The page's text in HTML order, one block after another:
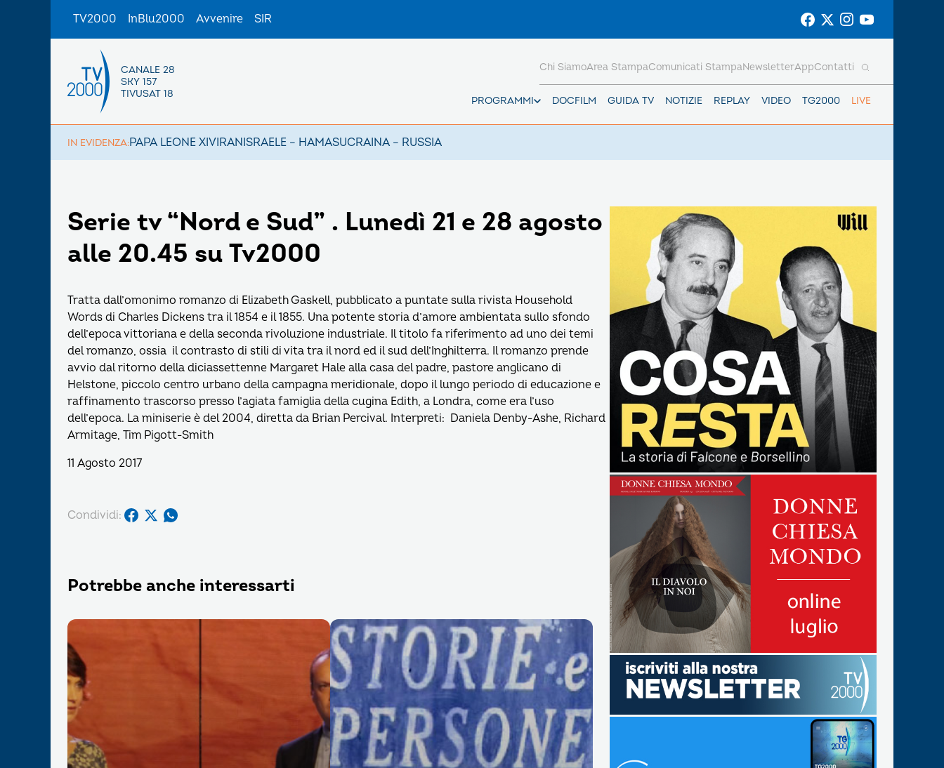
TV2000 InBlu2000 Avvenire SIR
CANALE 28
SKY 157
TIVUSAT 18
PROGRAMMI DOCFILM GUIDA TV NOTIZIE REPLAY VIDEO TG2000 LIVE
Chi SiamoArea StampaComunicati StampaNewsletterAppContatti
IN EVIDENZA:PAPA LEONE XIVIRANISRAELE – HAMASUCRAINA – RUSSIA
Serie tv “Nord e Sud” . Lunedì 21 e 28 agosto
alle 20.45 su Tv2000
Tratta dall’omonimo romanzo di Elizabeth Gaskell, pubblicato a puntate sulla rivista Household
Words di Charles Dickens tra il 1854 e il 1855. Una potente storia d’amore ambientata sullo sfondo
dell’epoca vittoriana e della seconda rivoluzione industriale. Il titolo fa riferimento ad uno dei temi
del romanzo, ossia il contrasto di stili di vita tra il nord ed il sud dell’Inghilterra. Il romanzo prende
avvio dal ritorno della diciassettenne Margaret Hale alla casa del padre, pastore anglicano di
Helstone, piccolo centro urbano della campagna meridionale, dopo il lungo periodo di educazione e
raffinamento trascorso presso l’agiata famiglia della cugina Edith, a Londra, come era l’uso
dell’epoca. La miniserie è del 2004, diretta da Brian Percival. Interpreti: Daniela Denby-Ashe, Richard
Armitage, Tim Pigott-Smith
11 Agosto 2017
Condividi:
Potrebbe anche interessarti